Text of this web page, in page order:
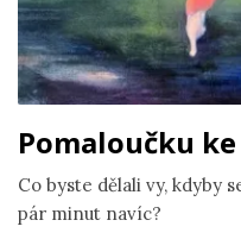
Pomaloučku
Co byste dělali vy, kdyby
pár minut navíc?